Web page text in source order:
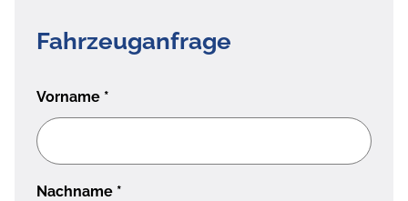
Fahrzeuganfrage
Vorname *
Nachname *